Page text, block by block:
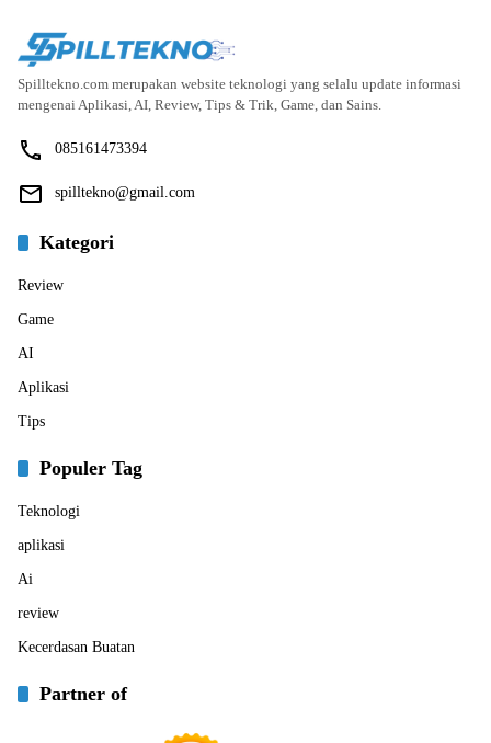
Spilltekno.com merupakan website teknologi yang selalu update informasi
mengenai Aplikasi, AI, Review, Tips & Trik, Game, dan Sains.
085161473394
spilltekno@gmail.com
Kategori
Review
Game
AI
Aplikasi
Tips
Populer Tag
Teknologi
aplikasi
Ai
review
Kecerdasan Buatan
Partner of